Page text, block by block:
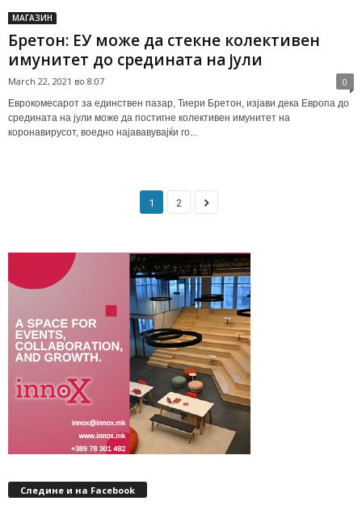
МАГАЗИН
Бретон: ЕУ може да стекне колективен
имунитет до средината на јули
March 22, 2021 во 8:07 0
Еврокомесарот за единствен пазар, Тиери Бретон, изјави дека Европа до
средината на јули може да постигне колективен имунитет на
коронавирусот, воедно најававувајќи го...
1 2
Следине и на Facebook